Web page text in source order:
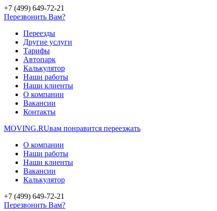
+7 (499) 649-72-21
Перезвонить Вам?
Переезды
Другие услуги
Тарифы
Автопарк
Калькулятор
Наши работы
Наши клиенты
О компании
Вакансии
Контакты
MOVING.RUвам понравится переезжать
О компании
Наши работы
Наши клиенты
Вакансии
Калькулятор
+7 (499) 649-72-21
Перезвонить Вам?